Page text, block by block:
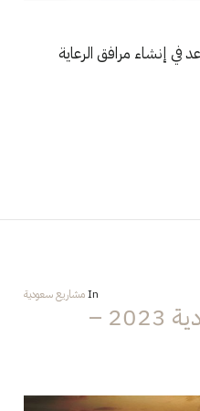
في إنشاء مرافق الرعاية
Inمشاريع سعودية
أهم المشاريع السعودية 2023 –